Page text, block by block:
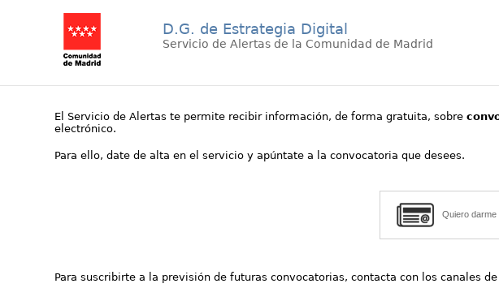
D.G. de Estrategia Digital
Servicio de Alertas de la Comunidad de Madrid
El Servicio de Alertas te permite recibir información, de forma gratuita, sobre
electrónico.
Para ello, date de alta en el servicio y apúntate a la convocatoria que desees.
Quiero darme
Para suscribirte a la previsión de futuras convocatorias, contacta con los canales